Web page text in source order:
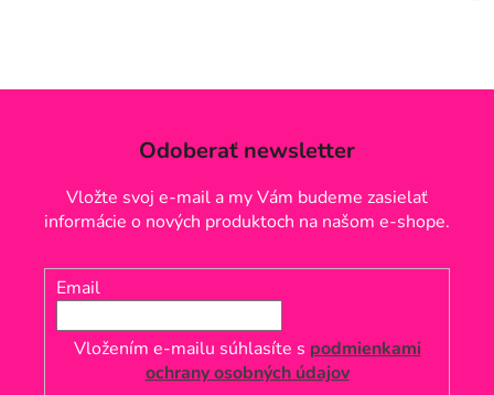
Odoberať newsletter
Vložte svoj e-mail a my Vám budeme zasielať
informácie o nových produktoch na našom e-shope.
Email
Vložením e-mailu súhlasíte s podmienkami
ochrany osobných údajov